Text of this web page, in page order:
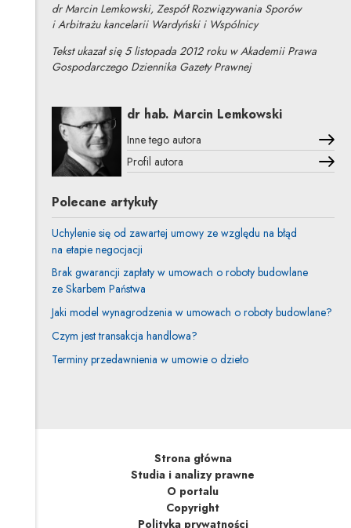
dr Marcin Lemkowski, Zespół Rozwiązywania Sporów
i Arbitrażu kancelarii Wardyński i Wspólnicy
Tekst ukazał się 5 listopada 2012 roku w Akademii Prawa
Gospodarczego Dziennika Gazety Prawnej
dr hab. Marcin Lemkowski
Inne tego autora
Profil autora
Uwaga, link zostanie otwarty w nowym oknie
Polecane artykuły
Uchylenie się od zawartej umowy ze względu na błąd
na etapie negocjacji
Brak gwarancji zapłaty w umowach o roboty budowlane
ze Skarbem Państwa
Jaki model wynagrodzenia w umowach o roboty budowlane?
Czym jest transakcja handlowa?
Terminy przedawnienia w umowie o dzieło
Strona główna
Studia i analizy prawne
O portalu
Copyright
Polityka prywatności